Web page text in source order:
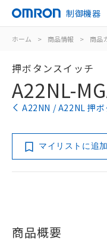
制御機器
ホーム > 商品情報 > 商品
押ボタンスイッチ
A22NL-
A22NN / A22NL 押
マイリストに追加
商品概要